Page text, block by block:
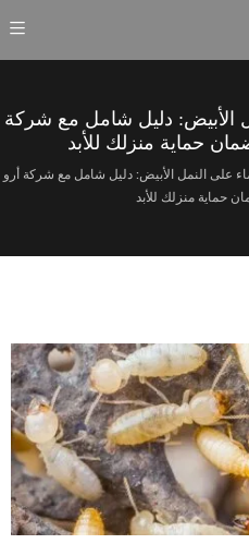
الأبيض: دليل شامل مع شركة
حماية منزلك للأبد
على النمل الأبيض: دليل شامل مع شركة أرو
حماية منزلك للأبد